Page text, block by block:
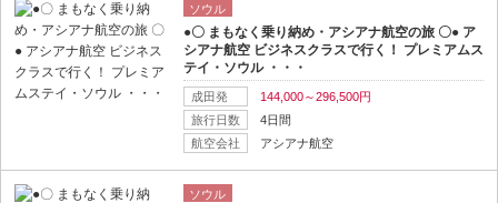
ソウル
●〇 まもなく乗り納め・アシアナ航空の旅 〇● ア
シアナ航空 ビジネスクラスで行く！ プレミアムス
テイ・ソウル ・・・
成田発
144,000～296,500円
旅行日数
4日間
航空会社
アシアナ航空
ソウル